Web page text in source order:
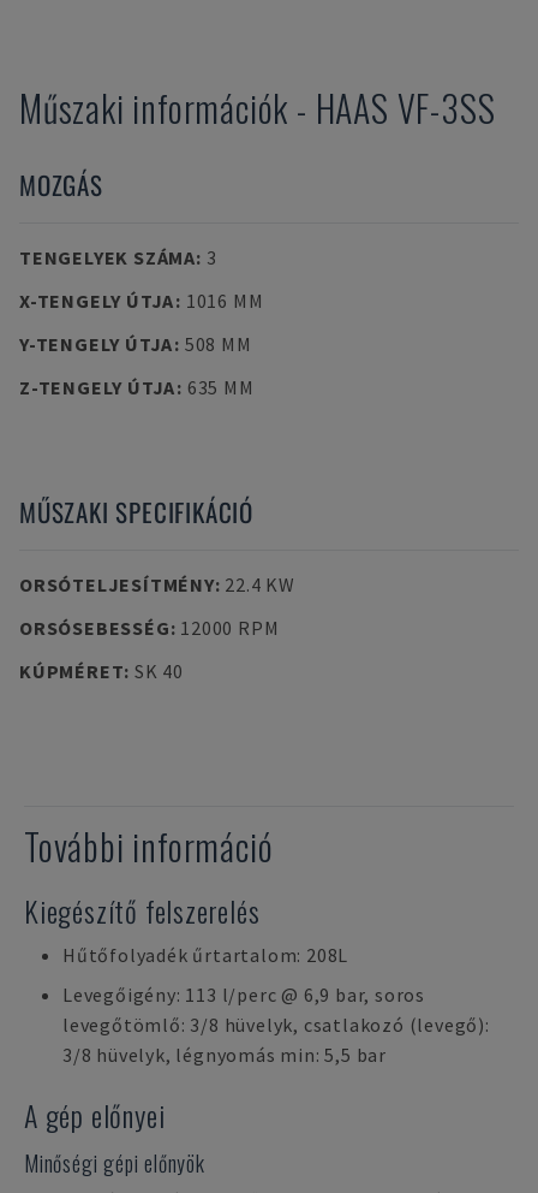
Műszaki információk - HAAS VF-3SS
MOZGÁS
TENGELYEK SZÁMA: 3
X-TENGELY ÚTJA: 1016 MM
Y-TENGELY ÚTJA: 508 MM
Z-TENGELY ÚTJA: 635 MM
MŰSZAKI SPECIFIKÁCIÓ
ORSÓTELJESÍTMÉNY: 22.4 KW
ORSÓSEBESSÉG: 12000 RPM
KÚPMÉRET: SK 40
További információ
Kiegészítő felszerelés
Hűtőfolyadék űrtartalom: 208L
Levegőigény: 113 l/perc @ 6,9 bar, soros
levegőtömlő: 3/8 hüvelyk, csatlakozó (levegő):
3/8 hüvelyk, légnyomás min: 5,5 bar
A gép előnyei
Minőségi gépi előnyök